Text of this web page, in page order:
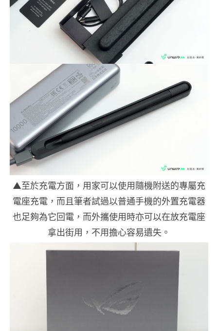
▲至於充電方面，用家可以使用隨機附送的專屬充
電座充電，而且筆者試過以普通手機的外置充電器
也足夠為它回電，而外攜使用時亦可以在放充電座
拿出街用，不用擔心容易遺失。